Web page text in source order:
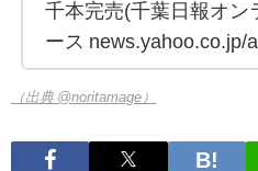
千本完売(千葉日報オン
ース
（出典 @noritamage）